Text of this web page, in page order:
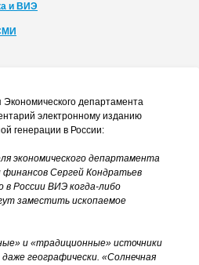
и ВИЭ
Экономического департамента
электронному изданию
генерации в России:
экономического департамента
Сергей Кондратьев
в России ВИЭ когда-либо
заместить ископаемое
и «традиционные» источники
географически. «Солнечная